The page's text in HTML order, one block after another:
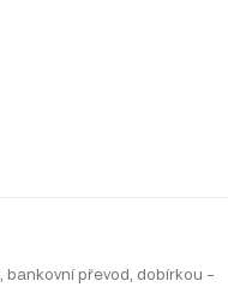
bankovní převod, dobírkou –